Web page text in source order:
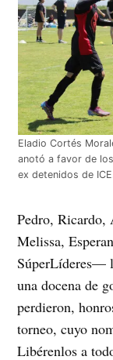
Eladio Cortés
anotó a favor de
ex detenidos de ICE.
Pedro, Ricardo,
Melissa,
SúperLíderes—
una docena de
perdieron,
torneo, cuyo
Libérenlos a